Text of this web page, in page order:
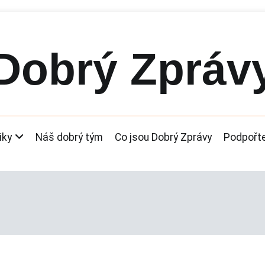
Náš dobrý tým Co jsou Dobrý Zprávy